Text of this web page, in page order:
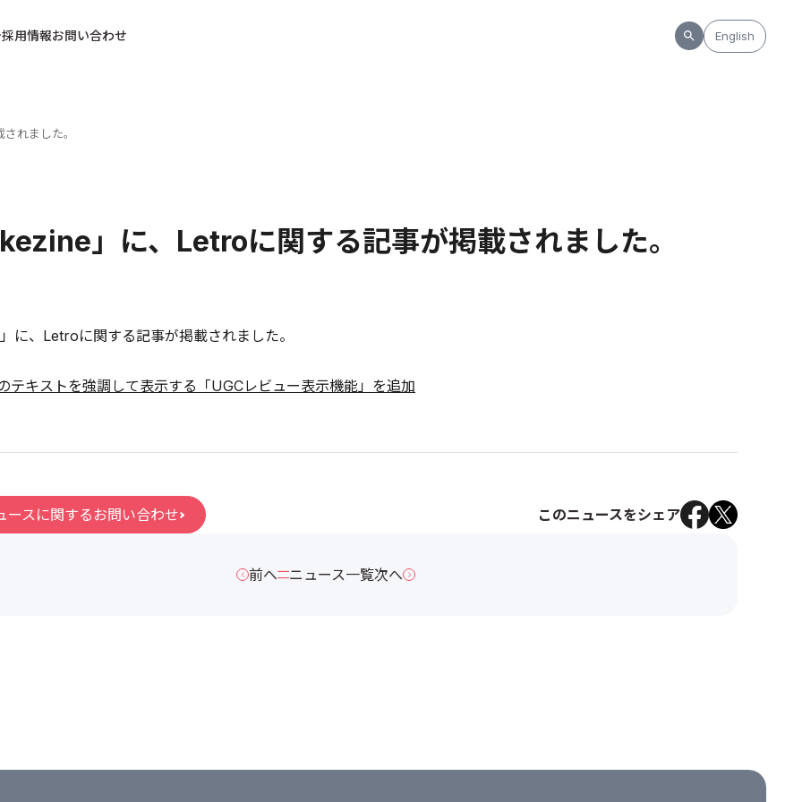
採用情報お問い合わせ English
れました。
」に、Letroに関する記事が掲載されました。
に、Letroに関する記事が掲載されました。
テキストを強調して表示する「UGCレビュー表示機能」を追加
ースに関するお問い合わせ このニュースをシェア
前へ ニュース一覧次へ